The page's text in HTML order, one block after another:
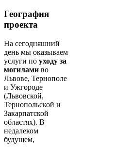
География
проекта
На сегодняшний
день мы оказываем
услуги по уходу за
могилами во
Львове, Тернополе
и Ужгороде
(Львовской,
Тернопольской и
Закарпатской
областях). В
недалеком
будущем,